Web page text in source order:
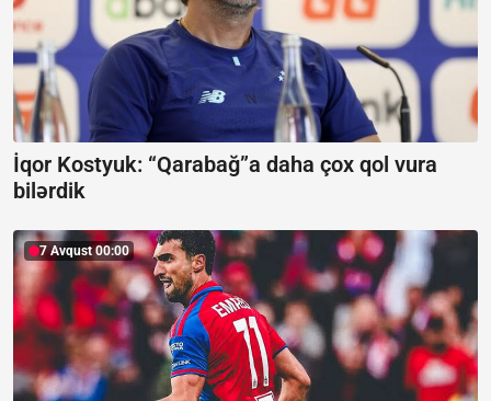
İqor Kostyuk: “Qarabağ”a daha çox qol vura
bilərdik
7 Avqust 00:00